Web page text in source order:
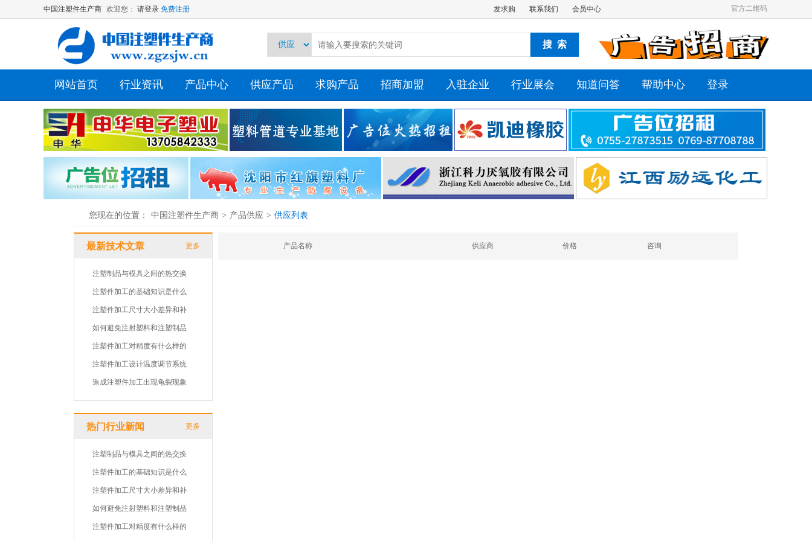
中国注塑件生产商 欢迎您： 请登录 免费注册 发求购 联系我们 会员中心 官方二维码
网站首页 行业资讯 产品中心 供应产品 求购产品 招商加盟 入驻企业 行业展会 知道问答 帮助中心 登录
您现在的位置： 中国注塑件生产商 > 产品供应 > 供应列表
最新技术文章 更多
注塑制品与模具之间的热交换
注塑件加工的基础知识是什么
注塑件加工尺寸大小差异和补
如何避免注射塑料和注塑制品
注塑件加工对精度有什么样的
注塑件加工设计温度调节系统
造成注塑件加工出现龟裂现象
热门行业新闻 更多
注塑制品与模具之间的热交换
注塑件加工的基础知识是什么
注塑件加工尺寸大小差异和补
如何避免注射塑料和注塑制品
注塑件加工对精度有什么样的
产品名称 供应商 价格 咨询